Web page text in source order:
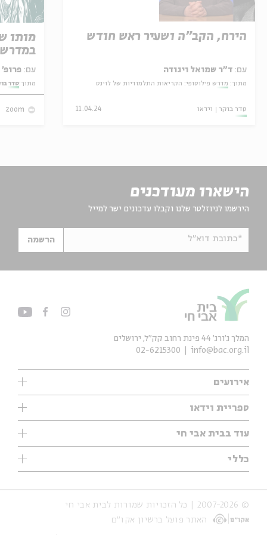
הירח, הקב"ה ושעיר ראש חודש
עם: ד"ר שמואל ויגודה
מתוך: מדרש פילוסופי: הקריאות התלמודיות של לוינס
סדר בוקר וידאו 11.04.24
מותו
עם: פרופ' אביגדור שנאן
מתוך:סדר
zoom
הישארו מעודכנים
הירשמו לניוזלטר שלנו וקבלו עדכונים ישר למייל
*כתובת דוא"ל הרשמה
אירועים
אנגלית
נוער
סדרות
אירועי עבר
אירועים בירושלים
ספריית וידאו
עיון
מיוחדים
עוד בבית אבי חי
כללי
אודות
הצהרת נגישות
תנאי שימוש והצהרת פרטיות
המלך ג'ורג' 44 פינת רחוב קק״ל, ירושלים
info@bac.org.il
02-6215300
© 2007-2026 | כל הזכויות שמורות לבית אבי חי
האתר פועל ברשיון אקו״ם